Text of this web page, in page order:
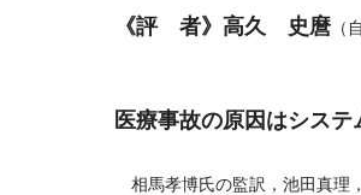
《評 者》高久 史麿（
医療事故の原因はシステ
相馬孝博氏の監訳，池田真理